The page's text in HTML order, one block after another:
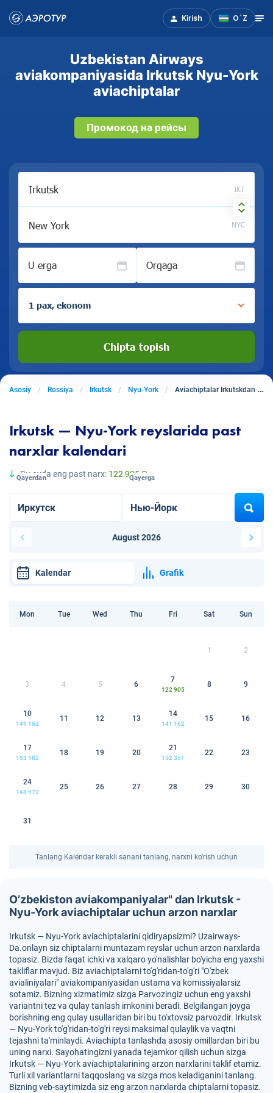
Kirish O`Z
Uzbekistan Airways
aviakompaniyasida Irkutsk Nyu-York
aviachiptalar
Промокод на рейсы
IKT
NYC
U erga Orqaga
1 pax, ekonom
Chipta topish
Asosiy Rossiya Irkutsk Nyu-York Aviachiptalar Irkutskdan Nyu-Yorkga
Irkutsk — Nyu-York reyslarida past
narxlar kalendari
Bu oyda eng past narx: 122 905 ₽
Qayerdan Qayerga
August 2026
Kalendar Grafik
Mon Tue Wed Thu Fri Sat Sun
1 2
3 4 5 6
7
122 905
8 9
10
141 162
11 12 13
14
141 162
15 16
17
153 182
18 19 20
21
152 351
22 23
24
148 972
25 26 27 28 29 30
31
Tanlang Kalendar kerakli sanani tanlang, narxni ko'rish uchun
O’zbekiston aviakompaniyalar" dan Irkutsk -
Nyu-York aviachiptalar uchun arzon narxlar
Irkutsk — Nyu-York aviachiptalarini qidiryapsizmi? Uzairways-
Da.onlayn siz chiptalarni muntazam reyslar uchun arzon narxlarda
topasiz. Bizda faqat ichki va xalqaro yo'nalishlar bo'yicha eng yaxshi
takliflar mavjud. Biz aviachiptalarni to'g'ridan-to'g'ri "O'zbek
avialiniyalari" aviakompaniyasidan ustama va komissiyalarsiz
sotamiz. Bizning xizmatimiz sizga Parvozingiz uchun eng yaxshi
variantni tez va qulay tanlash imkonini beradi. Belgilangan joyga
borishning eng qulay usullaridan biri bu to'xtovsiz parvozdir. Irkutsk
— Nyu-York to'g'ridan-to'g'ri reysi maksimal qulaylik va vaqtni
tejashni ta'minlaydi. Aviachipta tanlashda asosiy omillardan biri bu
uning narxi. Sayohatingizni yanada tejamkor qilish uchun sizga
Irkutsk — Nyu-York aviachiptalarining arzon narxlarini taklif etamiz.
Turli xil variantlarni taqqoslang va sizga mos keladiganini tanlang.
Bizning veb-saytimizda siz eng arzon narxlarda chiptalarni topasiz.